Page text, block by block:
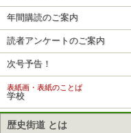
年間購読のご案内
読者アンケートのご案内
次号予告！
表紙画・表紙のことば
学校
歴史街道 とは